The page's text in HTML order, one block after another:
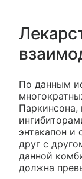
По данным
энтакапон и
друг с
данной
должна